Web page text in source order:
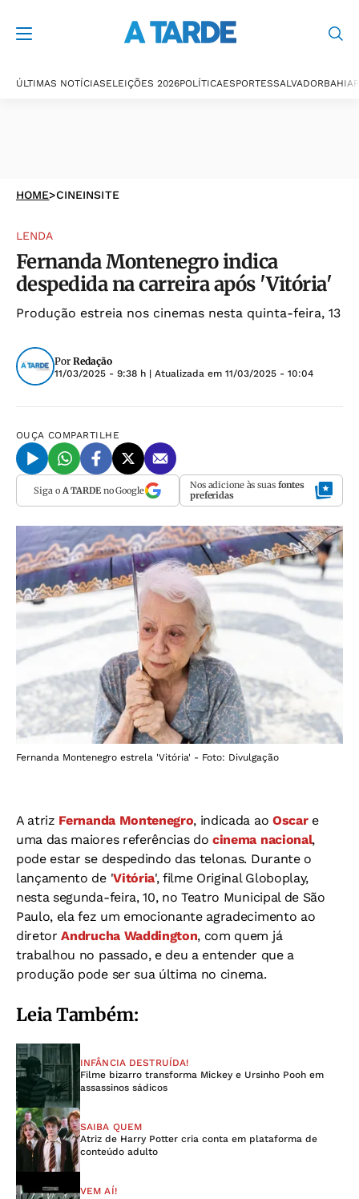
ÚLTIMAS NOTÍCIASELEIÇÕES 2026POLÍTICAESPORTESSALVADORBAHIA
HOME>CINEINSITE
LENDA
Fernanda Montenegro indica
despedida na carreira após 'Vitória'
Produção estreia nos cinemas nesta quinta-feira, 13
Por Redação
11/03/2025 - 9:38 h | Atualizada em 11/03/2025 - 10:04
OUÇA COMPARTILHE
Siga o A TARDEno Google Nos adicione às suas fontes
preferidas
Fernanda Montenegro estrela 'Vitória' - Foto: Divulgação
A atriz Fernanda Montenegro, indicada ao Oscare
uma das maiores referências docinema nacional,
pode estar se despedindo das telonas. Durante o
lançamento de 'Vitória', filme Original Globoplay,
nesta segunda-feira, 10, no Teatro Municipal de São
Paulo, ela fez um emocionante agradecimento ao
diretorAndrucha Waddington, com quem já
trabalhou no passado, e deu a entender que a
produção pode ser sua última no cinema.
Leia Também:
INFÂNCIA DESTRUÍDA!
Filme bizarro transforma Mickey e Ursinho Pooh em
assassinos sádicos
SAIBA QUEM
Atriz de Harry Potter cria conta em plataforma de
conteúdo adulto
VEM AÍ!